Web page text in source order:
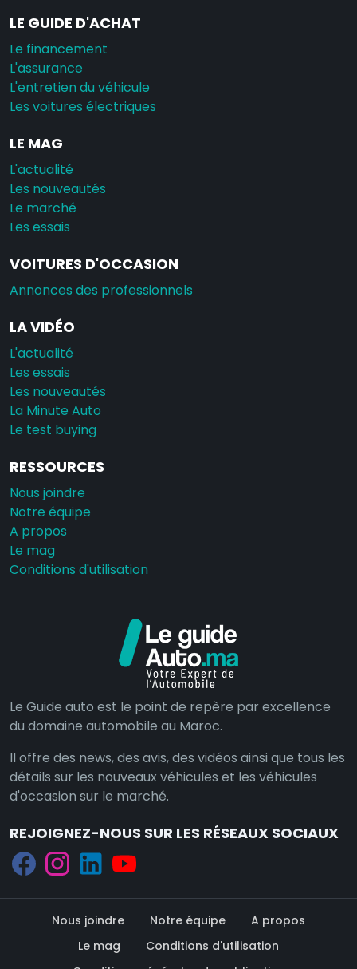
LE GUIDE D'ACHAT
Le financement
L'assurance
L'entretien du véhicule
Les voitures électriques
LE MAG
L'actualité
Les nouveautés
Le marché
Les essais
VOITURES D'OCCASION
Annonces des professionnels
LA VIDÉO
L'actualité
Les essais
Les nouveautés
La Minute Auto
Le test buying
RESSOURCES
Nous joindre
Notre équipe
A propos
Le mag
Conditions d'utilisation
Le Guide auto est le point de repère par excellence
du domaine automobile au Maroc.
Il offre des news, des avis, des vidéos ainsi que tous les
détails sur les nouveaux véhicules et les véhicules
d'occasion sur le marché.
REJOIGNEZ-NOUS SUR LES RÉSEAUX SOCIAUX
Nous joindre Notre équipe
A propos
Le mag
Conditions d'utilisation